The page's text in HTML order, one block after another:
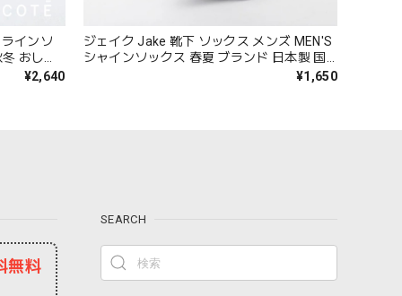
インソ
おしゃ
プレゼン
¥2,640
ジェイク Jake 靴下 ソックス メンズ MEN'S
シャインソックス 春夏 ブランド 日本製 国
産 リネン 麻 おしゃれ シンプル ギフト プレ
¥1,650
無料
SEARCH